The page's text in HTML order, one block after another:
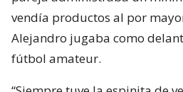
vendía productos al por
Alejandro jugaba como
fútbol amateur.